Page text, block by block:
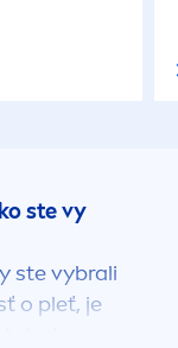
ste vy
ste vybrali
o pleť, je